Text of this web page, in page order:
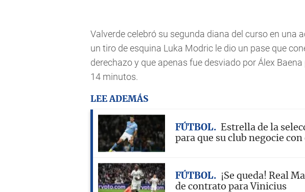
Valverde celebró su segunda diana del curso en una
un tiro de esquina Luka Modric le dio un pase que
derechazo y que apenas fue desviado por Álex
14 minutos.
LEE ADEMÁS
FÚTBOL
Estrella de la
para que su club negocie
FÚTBOL
¡Se queda! Real
de contrato para Vinicius